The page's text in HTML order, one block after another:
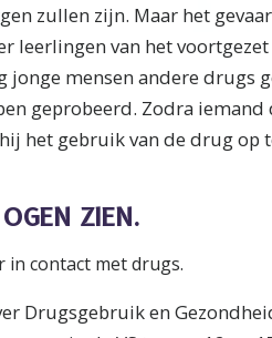
zullen zijn. Maar het
leerlingen van het
jonge mensen andere drugs
geprobeerd. Zodra iemand
het gebruik van de drug op
ZIEN.
in contact met drugs.
Drugsgebruik en